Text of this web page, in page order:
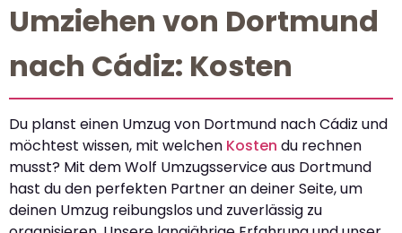
Umziehen von Dortmund
nach Cádiz: Kosten
Du planst einen Umzug von Dortmund nach Cádiz und
möchtest wissen, mit welchen Kosten du rechnen
musst? Mit dem Wolf Umzugsservice aus Dortmund
hast du den perfekten Partner an deiner Seite, um
deinen Umzug reibungslos und zuverlässig zu